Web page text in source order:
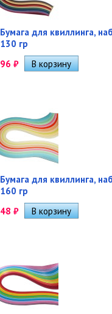
Бумага для квиллинга,
130 гр
96 ₽
Бумага для квиллинга,
160 гр
48 ₽